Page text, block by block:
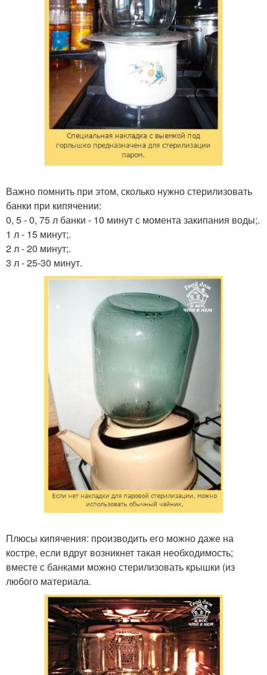
Важно помнить при этом, сколько нужно стерилизовать
банки при кипячении:
0, 5 - 0, 75 л банки - 10 минут с момента закипания воды;.
1 л - 15 минут;.
2 л - 20 минут;.
3 л - 25-30 минут.
Плюсы кипячения: производить его можно даже на
костре, если вдруг возникнет такая необходимость;
вместе с банками можно стерилизовать крышки (из
любого материала.